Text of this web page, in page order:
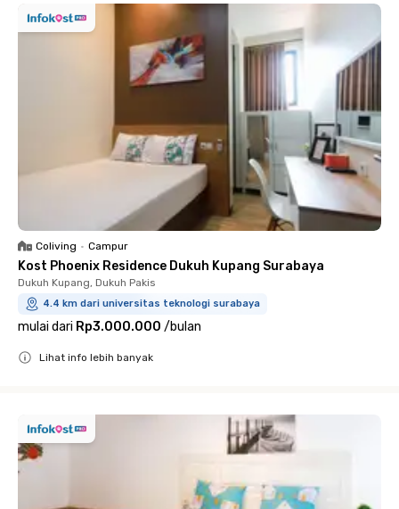
Coliving • Campur
Kost Phoenix Residence Dukuh Kupang Surabaya
Dukuh Kupang, Dukuh Pakis
4.4 km dari universitas teknologi surabaya
mulai dari Rp3.000.000 /bulan
Lihat info lebih banyak